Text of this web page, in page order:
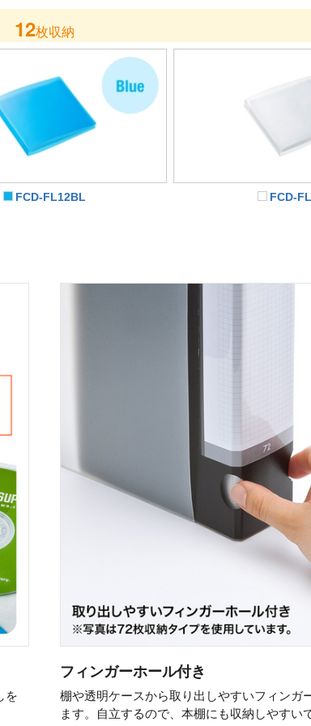
12枚収納
FCD-FL12BL FCD-
を
フィンガーホール付き
棚や透明ケースから取り出しやすいフィンガ
ます。自立するので、本棚にも収納しやすい